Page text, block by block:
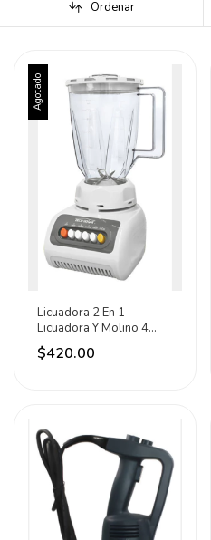
Ordenar
Agotado
Licuadora 2 En 1
Licuadora Y Molino 4
Velocidades Adir Blanco
$420.00